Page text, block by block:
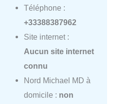
Téléphone :
+33388387962
Site internet :
Aucun site internet
connu
Nord Michael MD à
domicile : non